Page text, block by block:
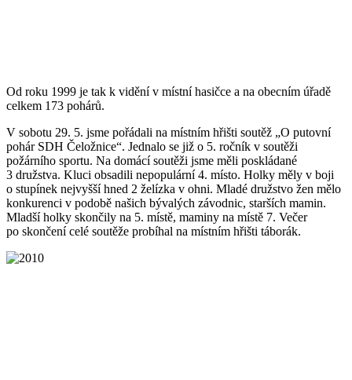
Od roku 1999 je tak k vidění v místní hasičce a na obecním úřadě
celkem 173 pohárů.
V sobotu 29. 5. jsme pořádali na místním hřišti soutěž „O putovní
pohár SDH Čeložnice“. Jednalo se již o 5. ročník v soutěži
požárního sportu. Na domácí soutěži jsme měli poskládané
3 družstva. Kluci obsadili nepopulární 4. místo. Holky měly v boji
o stupínek nejvyšší hned 2 želízka v ohni. Mladé družstvo žen mělo
konkurenci v podobě našich bývalých závodnic, starších mamin.
Mladší holky skončily na 5. místě, maminy na místě 7. Večer
po skončení celé soutěže probíhal na místním hřišti táborák.